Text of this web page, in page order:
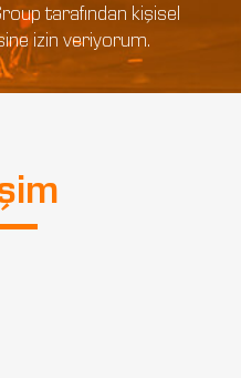
tarafından kişisel
izin veriyorum.